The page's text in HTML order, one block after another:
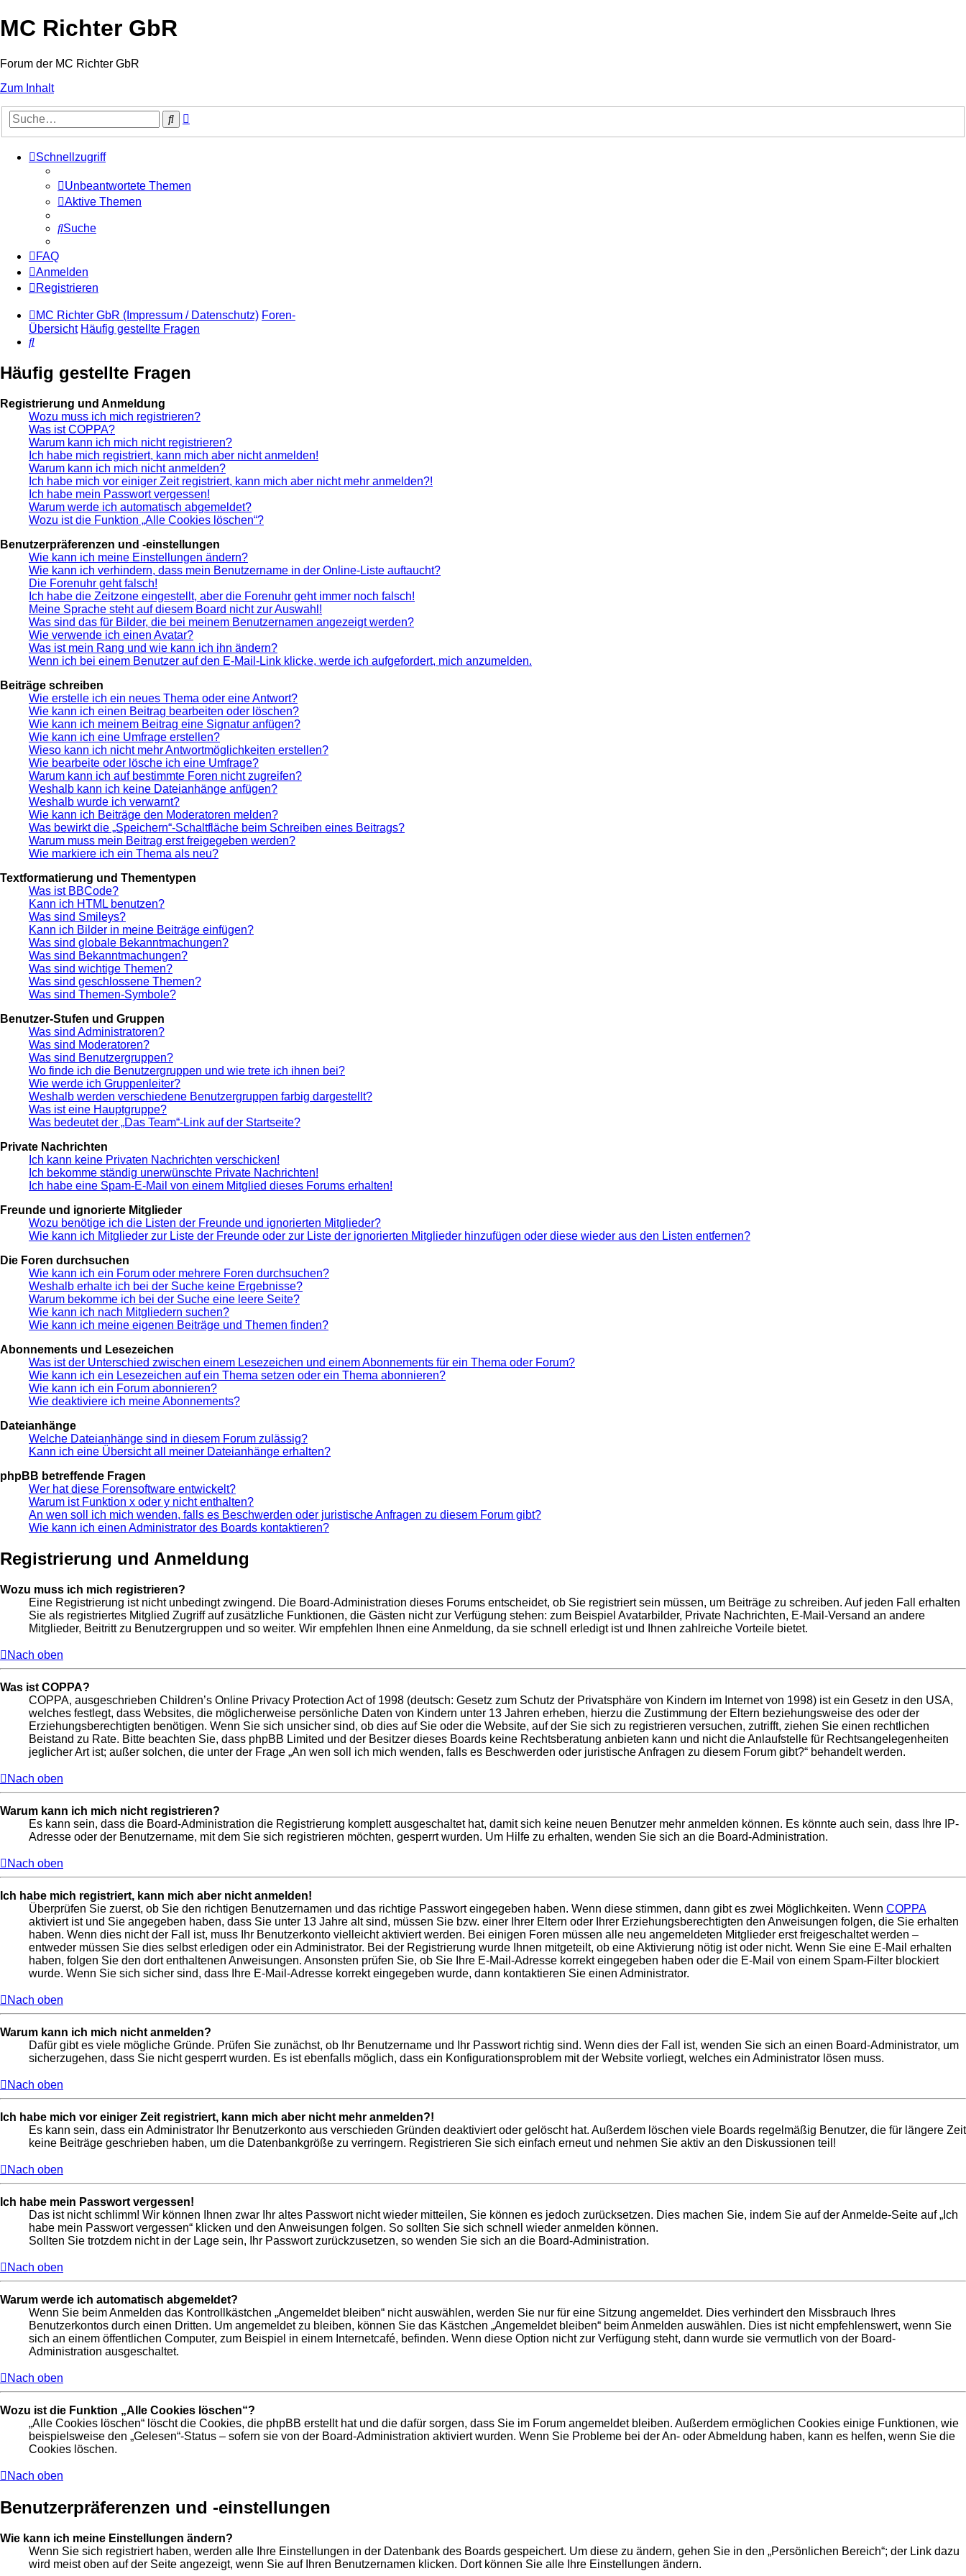
MC Richter GbR
Forum der MC Richter GbR
Zum Inhalt
Suche
Schnellzugriff
Unbeantwortete Themen
Aktive Themen
Suche
FAQ
Anmelden
Registrieren
MC Richter GbR (Impressum / Datenschutz) Foren-
Übersicht Häufig gestellte Fragen
Suche
Häufig gestellte Fragen
Registrierung und Anmeldung
Wozu muss ich mich registrieren?
Was ist COPPA?
Warum kann ich mich nicht registrieren?
Ich habe mich registriert, kann mich aber nicht anmelden!
Warum kann ich mich nicht anmelden?
Ich habe mich vor einiger Zeit registriert, kann mich aber nicht mehr anmelden?!
Ich habe mein Passwort vergessen!
Warum werde ich automatisch abgemeldet?
Wozu ist die Funktion „Alle Cookies löschen“?
Benutzerpräferenzen und -einstellungen
Wie kann ich meine Einstellungen ändern?
Wie kann ich verhindern, dass mein Benutzername in der Online-Liste auftaucht?
Die Forenuhr geht falsch!
Ich habe die Zeitzone eingestellt, aber die Forenuhr geht immer noch falsch!
Meine Sprache steht auf diesem Board nicht zur Auswahl!
Was sind das für Bilder, die bei meinem Benutzernamen angezeigt werden?
Wie verwende ich einen Avatar?
Was ist mein Rang und wie kann ich ihn ändern?
Wenn ich bei einem Benutzer auf den E-Mail-Link klicke, werde ich aufgefordert, mich anzumelden.
Beiträge schreiben
Wie erstelle ich ein neues Thema oder eine Antwort?
Wie kann ich einen Beitrag bearbeiten oder löschen?
Wie kann ich meinem Beitrag eine Signatur anfügen?
Wie kann ich eine Umfrage erstellen?
Wieso kann ich nicht mehr Antwortmöglichkeiten erstellen?
Wie bearbeite oder lösche ich eine Umfrage?
Warum kann ich auf bestimmte Foren nicht zugreifen?
Weshalb kann ich keine Dateianhänge anfügen?
Weshalb wurde ich verwarnt?
Wie kann ich Beiträge den Moderatoren melden?
Was bewirkt die „Speichern“-Schaltfläche beim Schreiben eines Beitrags?
Warum muss mein Beitrag erst freigegeben werden?
Wie markiere ich ein Thema als neu?
Textformatierung und Thementypen
Was ist BBCode?
Kann ich HTML benutzen?
Was sind Smileys?
Kann ich Bilder in meine Beiträge einfügen?
Was sind globale Bekanntmachungen?
Was sind Bekanntmachungen?
Was sind wichtige Themen?
Was sind geschlossene Themen?
Was sind Themen-Symbole?
Benutzer-Stufen und Gruppen
Was sind Administratoren?
Was sind Moderatoren?
Was sind Benutzergruppen?
Wo finde ich die Benutzergruppen und wie trete ich ihnen bei?
Wie werde ich Gruppenleiter?
Weshalb werden verschiedene Benutzergruppen farbig dargestellt?
Was ist eine Hauptgruppe?
Was bedeutet der „Das Team“-Link auf der Startseite?
Private Nachrichten
Ich kann keine Privaten Nachrichten verschicken!
Ich bekomme ständig unerwünschte Private Nachrichten!
Ich habe eine Spam-E-Mail von einem Mitglied dieses Forums erhalten!
Freunde und ignorierte Mitglieder
Wozu benötige ich die Listen der Freunde und ignorierten Mitglieder?
Wie kann ich Mitglieder zur Liste der Freunde oder zur Liste der ignorierten Mitglieder hinzufügen oder diese wieder aus den Listen entfernen?
Die Foren durchsuchen
Wie kann ich ein Forum oder mehrere Foren durchsuchen?
Weshalb erhalte ich bei der Suche keine Ergebnisse?
Warum bekomme ich bei der Suche eine leere Seite?
Wie kann ich nach Mitgliedern suchen?
Wie kann ich meine eigenen Beiträge und Themen finden?
Abonnements und Lesezeichen
Was ist der Unterschied zwischen einem Lesezeichen und einem Abonnements für ein Thema oder Forum?
Wie kann ich ein Lesezeichen auf ein Thema setzen oder ein Thema abonnieren?
Wie kann ich ein Forum abonnieren?
Wie deaktiviere ich meine Abonnements?
Dateianhänge
Welche Dateianhänge sind in diesem Forum zulässig?
Kann ich eine Übersicht all meiner Dateianhänge erhalten?
phpBB betreffende Fragen
Wer hat diese Forensoftware entwickelt?
Warum ist Funktion x oder y nicht enthalten?
An wen soll ich mich wenden, falls es Beschwerden oder juristische Anfragen zu diesem Forum gibt?
Wie kann ich einen Administrator des Boards kontaktieren?
Registrierung und Anmeldung
Wozu muss ich mich registrieren?
Eine Registrierung ist nicht unbedingt zwingend. Die Board-Administration dieses Forums entscheidet, ob Sie registriert sein müssen, um Beiträge zu schreiben. Auf jeden Fall erhalten
Sie als registriertes Mitglied Zugriff auf zusätzliche Funktionen, die Gästen nicht zur Verfügung stehen: zum Beispiel Avatarbilder, Private Nachrichten, E-Mail-Versand an andere
Mitglieder, Beitritt zu Benutzergruppen und so weiter. Wir empfehlen Ihnen eine Anmeldung, da sie schnell erledigt ist und Ihnen zahlreiche Vorteile bietet.
Nach oben
Was ist COPPA?
COPPA, ausgeschrieben Children’s Online Privacy Protection Act of 1998 (deutsch: Gesetz zum Schutz der Privatsphäre von Kindern im Internet von 1998) ist ein Gesetz in den USA,
welches festlegt, dass Websites, die möglicherweise persönliche Daten von Kindern unter 13 Jahren erheben, hierzu die Zustimmung der Eltern beziehungsweise des oder der
Erziehungsberechtigten benötigen. Wenn Sie sich unsicher sind, ob dies auf Sie oder die Website, auf der Sie sich zu registrieren versuchen, zutrifft, ziehen Sie einen rechtlichen
Beistand zu Rate. Bitte beachten Sie, dass phpBB Limited und der Besitzer dieses Boards keine Rechtsberatung anbieten kann und nicht die Anlaufstelle für Rechtsangelegenheiten
jeglicher Art ist; außer solchen, die unter der Frage „An wen soll ich mich wenden, falls es Beschwerden oder juristische Anfragen zu diesem Forum gibt?“ behandelt werden.
Nach oben
Warum kann ich mich nicht registrieren?
Es kann sein, dass die Board-Administration die Registrierung komplett ausgeschaltet hat, damit sich keine neuen Benutzer mehr anmelden können. Es könnte auch sein, dass Ihre IP-
Adresse oder der Benutzername, mit dem Sie sich registrieren möchten, gesperrt wurden. Um Hilfe zu erhalten, wenden Sie sich an die Board-Administration.
Nach oben
Ich habe mich registriert, kann mich aber nicht anmelden!
Überprüfen Sie zuerst, ob Sie den richtigen Benutzernamen und das richtige Passwort eingegeben haben. Wenn diese stimmen, dann gibt es zwei Möglichkeiten. Wenn COPPA
aktiviert ist und Sie angegeben haben, dass Sie unter 13 Jahre alt sind, müssen Sie bzw. einer Ihrer Eltern oder Ihrer Erziehungsberechtigten den Anweisungen folgen, die Sie erhalten
haben. Wenn dies nicht der Fall ist, muss Ihr Benutzerkonto vielleicht aktiviert werden. Bei einigen Foren müssen alle neu angemeldeten Mitglieder erst freigeschaltet werden –
entweder müssen Sie dies selbst erledigen oder ein Administrator. Bei der Registrierung wurde Ihnen mitgeteilt, ob eine Aktivierung nötig ist oder nicht. Wenn Sie eine E-Mail erhalten
haben, folgen Sie den dort enthaltenen Anweisungen. Ansonsten prüfen Sie, ob Sie Ihre E-Mail-Adresse korrekt eingegeben haben oder die E-Mail von einem Spam-Filter blockiert
wurde. Wenn Sie sich sicher sind, dass Ihre E-Mail-Adresse korrekt eingegeben wurde, dann kontaktieren Sie einen Administrator.
Nach oben
Warum kann ich mich nicht anmelden?
Dafür gibt es viele mögliche Gründe. Prüfen Sie zunächst, ob Ihr Benutzername und Ihr Passwort richtig sind. Wenn dies der Fall ist, wenden Sie sich an einen Board-Administrator, um
sicherzugehen, dass Sie nicht gesperrt wurden. Es ist ebenfalls möglich, dass ein Konfigurationsproblem mit der Website vorliegt, welches ein Administrator lösen muss.
Nach oben
Ich habe mich vor einiger Zeit registriert, kann mich aber nicht mehr anmelden?!
Es kann sein, dass ein Administrator Ihr Benutzerkonto aus verschieden Gründen deaktiviert oder gelöscht hat. Außerdem löschen viele Boards regelmäßig Benutzer, die für längere Zeit
keine Beiträge geschrieben haben, um die Datenbankgröße zu verringern. Registrieren Sie sich einfach erneut und nehmen Sie aktiv an den Diskussionen teil!
Nach oben
Ich habe mein Passwort vergessen!
Das ist nicht schlimm! Wir können Ihnen zwar Ihr altes Passwort nicht wieder mitteilen, Sie können es jedoch zurücksetzen. Dies machen Sie, indem Sie auf der Anmelde-Seite auf „Ich
habe mein Passwort vergessen“ klicken und den Anweisungen folgen. So sollten Sie sich schnell wieder anmelden können.
Sollten Sie trotzdem nicht in der Lage sein, Ihr Passwort zurückzusetzen, so wenden Sie sich an die Board-Administration.
Nach oben
Warum werde ich automatisch abgemeldet?
Wenn Sie beim Anmelden das Kontrollkästchen „Angemeldet bleiben“ nicht auswählen, werden Sie nur für eine Sitzung angemeldet. Dies verhindert den Missbrauch Ihres
Benutzerkontos durch einen Dritten. Um angemeldet zu bleiben, können Sie das Kästchen „Angemeldet bleiben“ beim Anmelden auswählen. Dies ist nicht empfehlenswert, wenn Sie
sich an einem öffentlichen Computer, zum Beispiel in einem Internetcafé, befinden. Wenn diese Option nicht zur Verfügung steht, dann wurde sie vermutlich von der Board-
Administration ausgeschaltet.
Nach oben
Wozu ist die Funktion „Alle Cookies löschen“?
„Alle Cookies löschen“ löscht die Cookies, die phpBB erstellt hat und die dafür sorgen, dass Sie im Forum angemeldet bleiben. Außerdem ermöglichen Cookies einige Funktionen, wie
beispielsweise den „Gelesen“-Status – sofern sie von der Board-Administration aktiviert wurden. Wenn Sie Probleme bei der An- oder Abmeldung haben, kann es helfen, wenn Sie die
Cookies löschen.
Nach oben
Benutzerpräferenzen und -einstellungen
Wie kann ich meine Einstellungen ändern?
Wenn Sie sich registriert haben, werden alle Ihre Einstellungen in der Datenbank des Boards gespeichert. Um diese zu ändern, gehen Sie in den „Persönlichen Bereich“; der Link dazu
wird meist oben auf der Seite angezeigt, wenn Sie auf Ihren Benutzernamen klicken. Dort können Sie alle Ihre Einstellungen ändern.